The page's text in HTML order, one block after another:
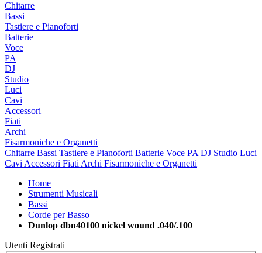
Chitarre
Bassi
Tastiere e Pianoforti
Batterie
Voce
PA
DJ
Studio
Luci
Cavi
Accessori
Fiati
Archi
Fisarmoniche e Organetti
Chitarre Bassi Tastiere e Pianoforti Batterie Voce PA DJ Studio Luci
Cavi Accessori Fiati Archi Fisarmoniche e Organetti
Home
Strumenti Musicali
Bassi
Corde per Basso
Dunlop dbn40100 nickel wound .040/.100
Utenti Registrati